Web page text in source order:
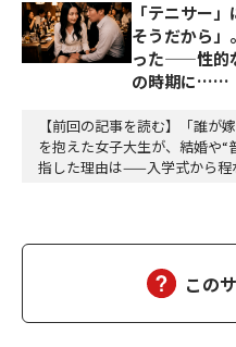
「テニサー
そうだから
った——性的
の時期に……
【前回の記事を読む】「誰
を抱えた女子大生が、結婚や“
指した理由は——入学式から程
は打算的なものだ。そのサー
この